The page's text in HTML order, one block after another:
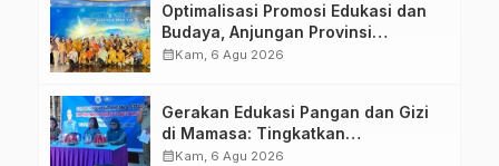
Optimalisasi Promosi Edukasi dan
Budaya, Anjungan Provinsi
Sulawesi Barat Perkuat Kolaborasi
calendar_monthKam, 6 Agu 2026
Gerakan Edukasi Pangan dan Gizi
di Mamasa: Tingkatkan
Pengetahuan dan Keterampilan
calendar_monthKam, 6 Agu 2026